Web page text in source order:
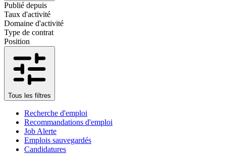
Publié depuis
Taux d'activité
Domaine d'activité
Type de contrat
Position
Tous les filtres
Recherche d'emploi
Recommandations d'emploi
Job Alerte
Emplois sauvegardés
Candidatures